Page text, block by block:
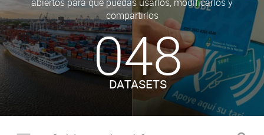
compartirlos
048
DATASETS